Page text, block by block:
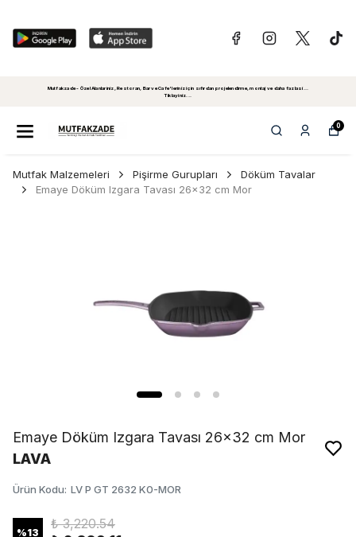
Mutfakzade - Özel Alanlariniz, Restoran, Bar ve Cafe'leriniz için sıfırdan projelendirme, montaj ve daha fazlasi...
Tiklayiniz...
0
Mutfak Malzemeleri Pişirme Gurupları
Döküm Tavalar
Emaye Döküm Izgara Tavası 26x32 cm Mor
Emaye Döküm Izgara Tavası 26x32 cm Mor
LAVA
Ürün Kodu: LV P GT 2632 K0-MOR
%13
₺ 3,220.54